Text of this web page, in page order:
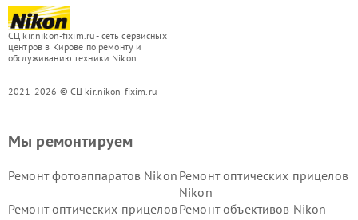
СЦ kir.nikon-fixim.ru - сеть сервисных
центров в Кирове по ремонту и
обслуживанию техники Nikon
2021-2026 © СЦ kir.nikon-fixim.ru
Мы ремонтируем
Ремонт фотоаппаратов Nikon Ремонт оптических прицелов
Nikon
Ремонт оптических прицеловРемонт объективов Nikon